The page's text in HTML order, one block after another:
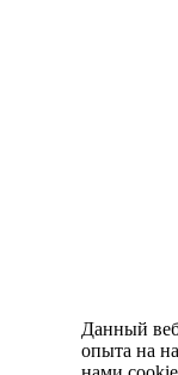
Данный
опыта на